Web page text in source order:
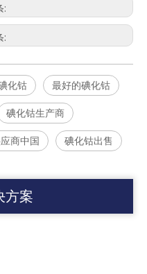
:
:
化钴 最好的碘化钴
碘化钴生产商
商中国 碘化钴出售
方案